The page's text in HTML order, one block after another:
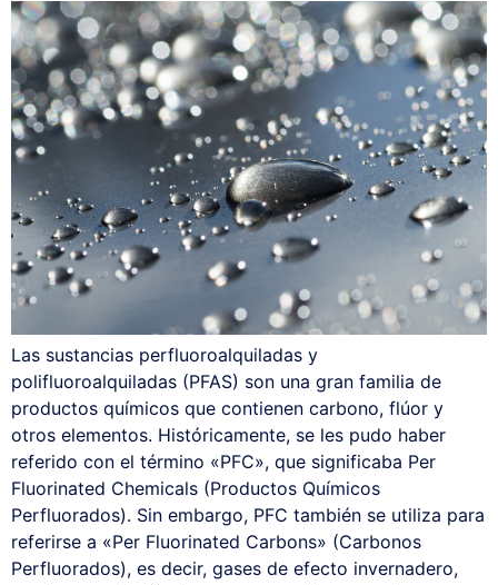
Las sustancias perfluoroalquiladas y
polifluoroalquiladas (PFAS) son una gran familia de
productos químicos que contienen carbono, flúor y
otros elementos. Históricamente, se les pudo haber
referido con el término «PFC», que significaba Per
Fluorinated Chemicals (Productos Químicos
Perfluorados). Sin embargo, PFC también se utiliza para
referirse a «Per Fluorinated Carbons» (Carbonos
Perfluorados), es decir, gases de efecto invernadero,